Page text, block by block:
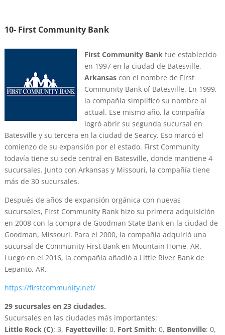
10- First Community Bank
First Community Bankfue establecido
en 1997 en la ciudad de Batesville,
Arkansascon el nombre de First
Community Bank of Batesville. En 1999,
la compañía simplificó su nombre al
actual. Ese mismo año, la compañía
logró abrir su segunda sucursal en
Batesville y su tercera en la ciudad de Searcy. Eso marcó el
comienzo de su expansión por el estado. First Community
todavía tiene su sede central en Batesville, donde mantiene 4
sucursales. Junto con Arkansas y Missouri, la compañía tiene
más de 30 sucursales.
Después de años de expansión orgánica con nuevas
sucursales, First Community Bank hizo su primera adquisición
en 2008 con la compra de Goodman State Bank en la ciudad de
Goodman, Missouri. Para el 2000, la compañía adquirió una
sucursal de Community First Bank en Mountain Home, AR.
Luego en el 2016, la compañía añadió a Little River Bank de
Lepanto, AR.
https://firstcommunity.net/
29 sucursales en 23 ciudades.
Sucursales en las ciudades más importantes:
Little Rock (C): 3, Fayetteville: 0, Fort Smith: 0, Bentonville: 0,